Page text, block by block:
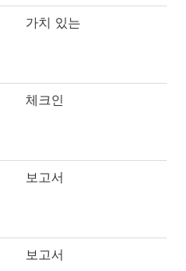
가치 있는
체크인
보고서
보고서